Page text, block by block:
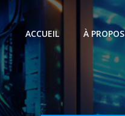
ACCUEIL À PROPOS